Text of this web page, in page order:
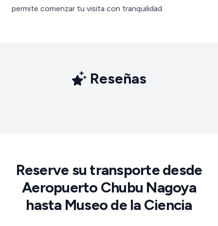
permite comenzar tu visita con tranquilidad.
Reseñas
Reserve su transporte desde
Aeropuerto Chubu Nagoya
hasta Museo de la Ciencia